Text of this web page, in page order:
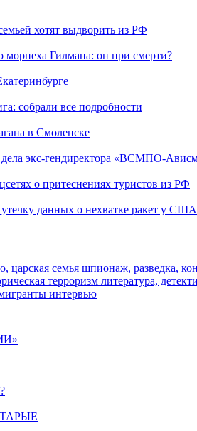
хотят выдворить из РФ
Гилмана: он при смерти?
собрали все подробности
в Смоленске
экс-гендиректора «ВСМПО-
о притеснениях туристов из РФ
данных о нехватке ракет у США
царская семья шпионаж, разведка,
терроризм литература,
интервью